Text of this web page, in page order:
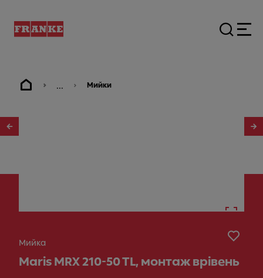
... Мийки
Мийка
Maris MRX 210-50 TL, монтаж врівень